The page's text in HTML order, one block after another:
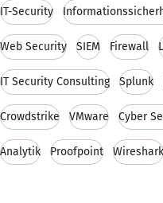
IT-Security
Web Security SIEM Firewall
IT Security Consulting Splunk
Crowdstrike VMware Cyber
Analytik Proofpoint Wireshark